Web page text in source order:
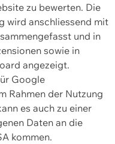
zu bewerten. Die
wird anschliessend mit
und in
sowie in
angezeigt.
Google
Rahmen der Nutzung
es auch zu einer
Daten an die
kommen.